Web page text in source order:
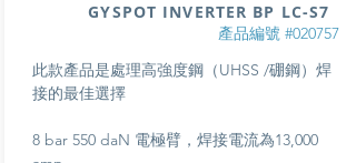
產品編號 #020757
此款產品是處理高強度鋼（UHSS /硼鋼）焊
接的最佳選擇
8 bar 550 daN 電極臂，焊接電流為13,000
GYSPOT INVERTER BP LC-S7